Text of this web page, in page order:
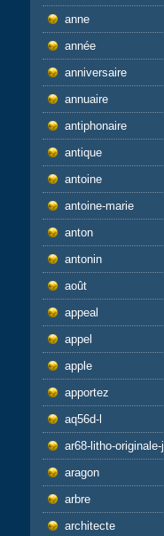
anne
année
anniversaire
annuaire
antiphonaire
antique
antoine
antoine-marie
anton
antonin
août
appeal
appel
apple
apportez
aq56d-l
ar68-litho-originale-j
aragon
arbre
architecte